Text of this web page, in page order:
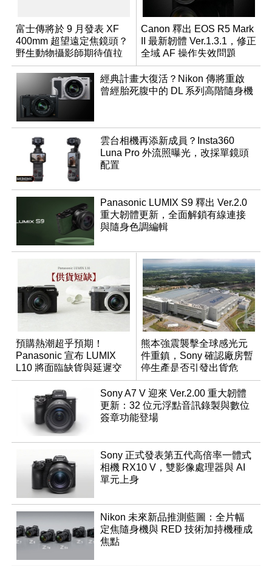
富士傳將於 9 月發表 XF
400mm 超望遠定焦鏡頭？
野生動物攝影師期待值拉
滿
Canon 釋出 EOS R5 Mark
II 最新韌體 Ver.1.3.1，修正
全域 AF 操作失效問題
經典計畫大復活？Nikon 傳將重啟
曾經胎死腹中的 DL 系列高階隨身機
雲台相機再添新成員？Insta360
Luna Pro 外流照曝光，改採單鏡頭
配置
Panasonic LUMIX S9 釋出 Ver.2.0
重大韌體更新，全面解鎖有線連接
與隨身色調編輯
預購熱潮超乎預期！
Panasonic 宣布 LUMIX
L10 將面臨缺貨與延遲交
貨時間
熊本強震襲擊全球感光元
件重鎮，Sony 確認廠房暫
停生產是否引發出貨危
機？
Sony A7 V 迎來 Ver.2.00 重大韌體
更新：32 位元浮點音訊錄製與數位
簽章功能登場
Sony 正式發表第五代高倍率一體式
相機 RX10 V，雙影像處理器與 AI
單元上身
Nikon 未來新品推測藍圖：全片幅
定焦隨身機與 RED 技術加持機種成
焦點